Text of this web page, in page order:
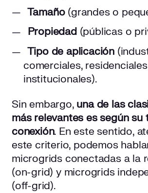
Tamaño (grandes o
Propiedad (públicas o
Tipo de aplicación
comerciales,
institucionales).
Sin embargo, una de las
más relevantes es según su
conexión. En este sentido,
este criterio, podemos
microgrids conectadas a la
(on-grid) y microgrids
(off-grid).